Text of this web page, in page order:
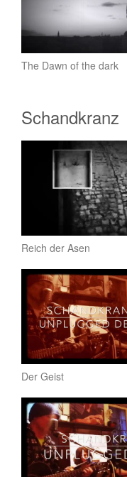
The Dawn of the dark
Schandkranz
Reich der Asen
Der Geist